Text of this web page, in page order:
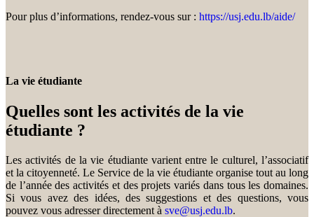
Pour plus d’informations, rendez-vous sur : https://usj.edu.lb/aide/
La vie étudiante
Quelles sont les activités de la vie
étudiante ?
Les activités de la vie étudiante varient entre le culturel, l’associatif
et la citoyenneté. Le Service de la vie étudiante organise tout au long
de l’année des activités et des projets variés dans tous les domaines.
Si vous avez des idées, des suggestions et des questions, vous
pouvez vous adresser directement à sve@usj.edu.lb.